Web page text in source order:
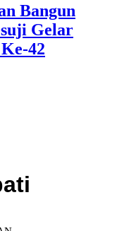
Bangun
Gelar
42